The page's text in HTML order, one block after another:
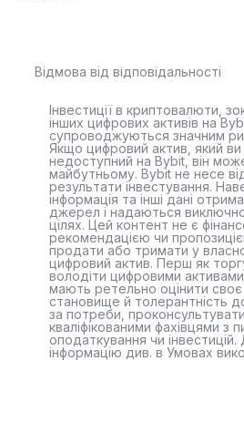
Відмова від відповідальності
Інвестиції в криптовалюти,
інших цифрових активів на
супроводжуються значним
Якщо цифровий актив, який
недоступний на Bybit, він
майбутньому. Bybit не несе
результати інвестування.
інформація та інші дані
джерел і надаються
цілях. Цей контент не є
рекомендацією чи
продати або тримати у
цифровий актив. Перш як
володіти цифровими
мають ретельно оцінити своє
становище й толерантність
за потреби,
кваліфікованими фахівцями з
оподаткування чи
інформацію див. в Умовах